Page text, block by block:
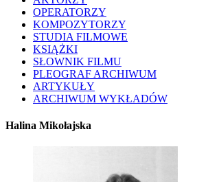
OPERATORZY
KOMPOZYTORZY
STUDIA FILMOWE
KSIĄŻKI
SŁOWNIK FILMU
PLEOGRAF ARCHIWUM
ARTYKUŁY
ARCHIWUM WYKŁADÓW
Halina Mikołajska